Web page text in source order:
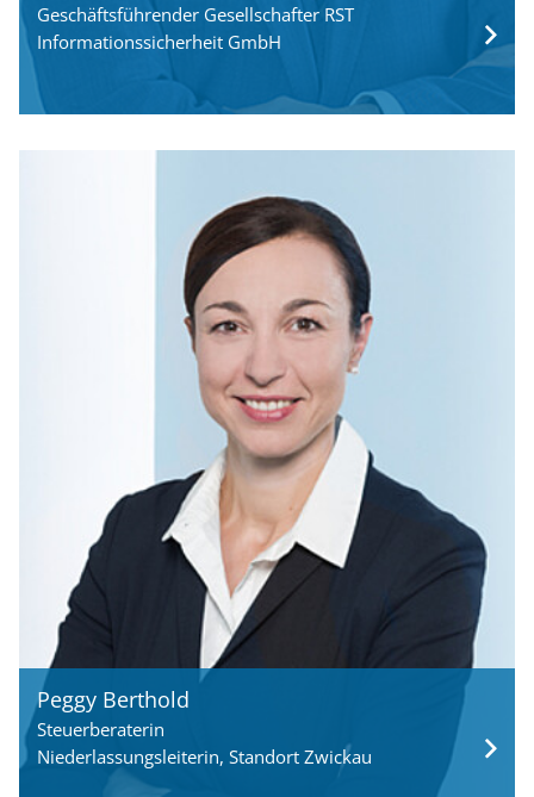
Geschäftsführender Gesellschafter RST
Informationssicherheit GmbH
Peggy Berthold
Steuerberaterin
Niederlassungsleiterin, Standort Zwickau